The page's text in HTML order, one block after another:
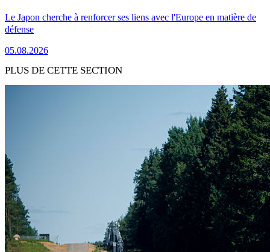
Le Japon cherche à renforcer ses liens avec l'Europe en matière de
défense
05.08.2026
PLUS DE CETTE SECTION